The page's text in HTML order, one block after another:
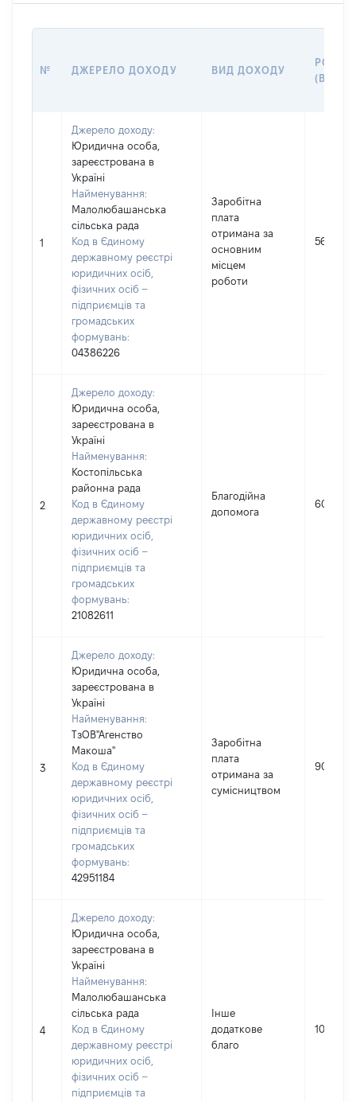
№ ДЖЕРЕЛО ДОХОДУ ВИД ДОХОДУ
1
Джерело доходу:
Юридична особа,
зареєстрована в
Україні
Найменування:
Малолюбашанська
сільська рада
Код в Єдиному
державному реєстрі
юридичних осіб,
фізичних осіб –
підприємців та
громадських
формувань:
04386226
Заробітна
плата
отримана за
основним
місцем
роботи
56571
2
Джерело доходу:
Юридична особа,
зареєстрована в
Україні
Найменування:
Костопільська
районна рада
Код в Єдиному
державному реєстрі
юридичних осіб,
фізичних осіб –
підприємців та
громадських
формувань:
21082611
Благодійна
допомога
6000
3
Джерело доходу:
Юридична особа,
зареєстрована в
Україні
Найменування:
ТзОВ"Агенство
Макоша"
Код в Єдиному
державному реєстрі
юридичних осіб,
фізичних осіб –
підприємців та
громадських
формувань:
42951184
Заробітна
плата
отримана за
сумісництвом
900
4
Джерело доходу:
Юридична особа,
зареєстрована в
Україні
Найменування:
Малолюбашанська
сільська рада
Код в Єдиному
державному реєстрі
юридичних осіб,
фізичних осіб –
підприємців та
Інше
додаткове
благо
1000